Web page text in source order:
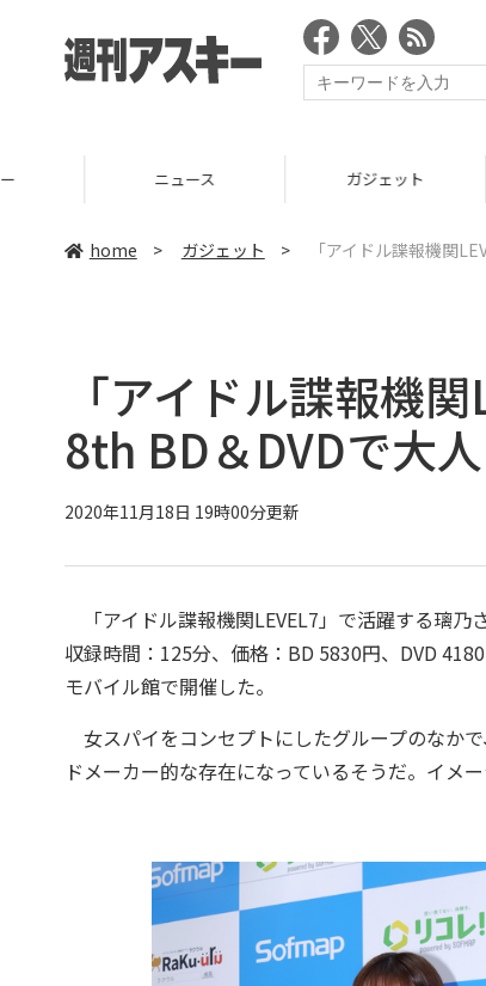
home > ガジェット > 「アイドル諜報機関
「アイドル諜報機
8th BD＆DVDで大
2020年11月18日 19時00分更新
「アイドル諜報機関LEVEL7」で活躍する璃乃
収録時間：125分、価格：BD 5830円、DVD
モバイル館で開催した。
女スパイをコンセプトにしたグループのなか
ドメーカー的な存在になっているそうだ。イメ